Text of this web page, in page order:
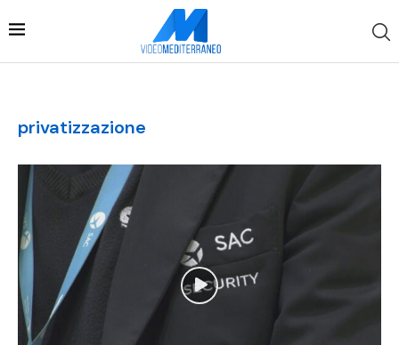
privatizzazione